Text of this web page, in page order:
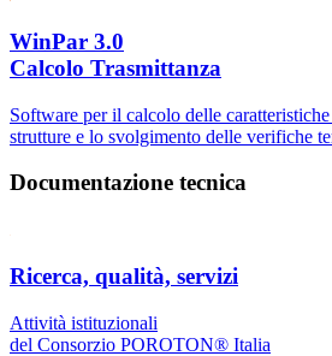
WinPar 3.0
Calcolo Trasmittanza
Software per il calcolo delle
strutture e lo svolgimento delle verifiche
Documentazione tecnica
Ricerca, qualità, servizi
Attività istituzionali
del Consorzio POROTON® Italia